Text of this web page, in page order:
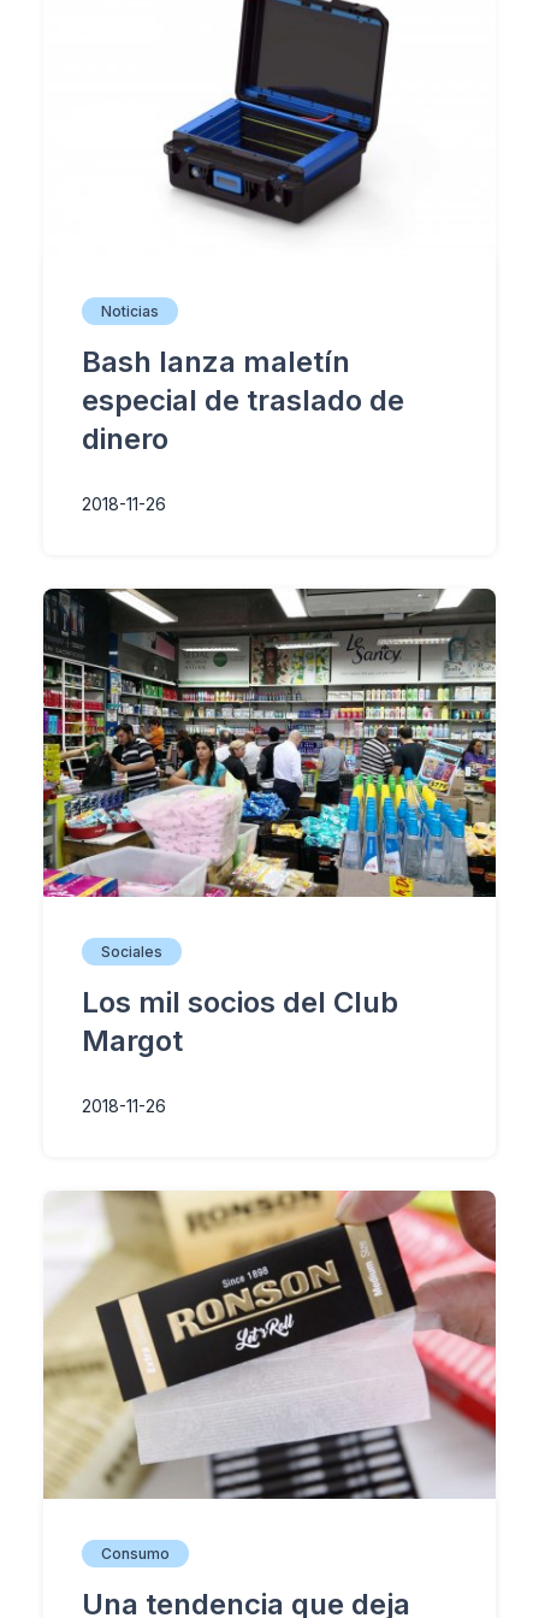
Noticias
Bash lanza maletín
especial de traslado de
dinero
2018-11-26
Sociales
Los mil socios del Club
Margot
2018-11-26
Consumo
Una tendencia que deja